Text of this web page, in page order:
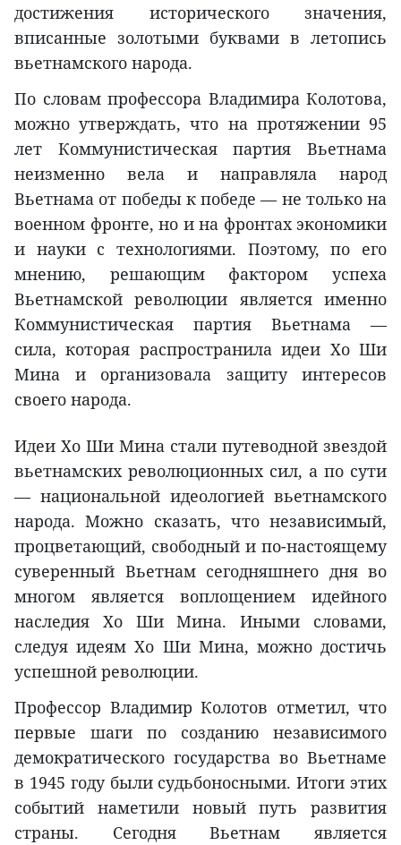
достижения исторического значения,
вписанные золотыми буквами в летопись
вьетнамского народа.
По словам профессора Владимира Колотова,
можно утверждать, что на протяжении 95
лет Коммунистическая партия Вьетнама
неизменно вела и направляла народ
Вьетнама от победы к победе — не только на
военном фронте, но и на фронтах экономики
и науки с технологиями. Поэтому, по его
мнению, решающим фактором успеха
Вьетнамской революции является именно
Коммунистическая партия Вьетнама —
сила, которая распространила идеи Хо Ши
Мина и организовала защиту интересов
своего народа.
Идеи Хо Ши Мина стали путеводной звездой
вьетнамских революционных сил, а по сути
— национальной идеологией вьетнамского
народа. Можно сказать, что независимый,
процветающий, свободный и по-настоящему
суверенный Вьетнам сегодняшнего дня во
многом является воплощением идейного
наследия Хо Ши Мина. Иными словами,
следуя идеям Хо Ши Мина, можно достичь
успешной революции.
Профессор Владимир Колотов отметил, что
первые шаги по созданию независимого
демократического государства во Вьетнаме
в 1945 году были судьбоносными. Итоги этих
событий наметили новый путь развития
страны. Сегодня Вьетнам является